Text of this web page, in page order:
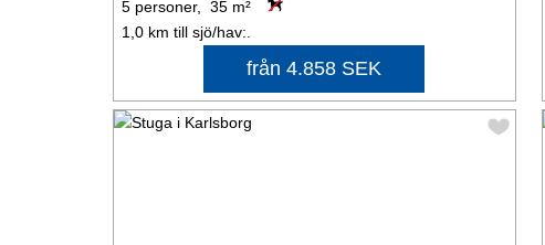
5 personer, 35 m²
1,0 km till sjö/hav:.
från 4.858 SEK